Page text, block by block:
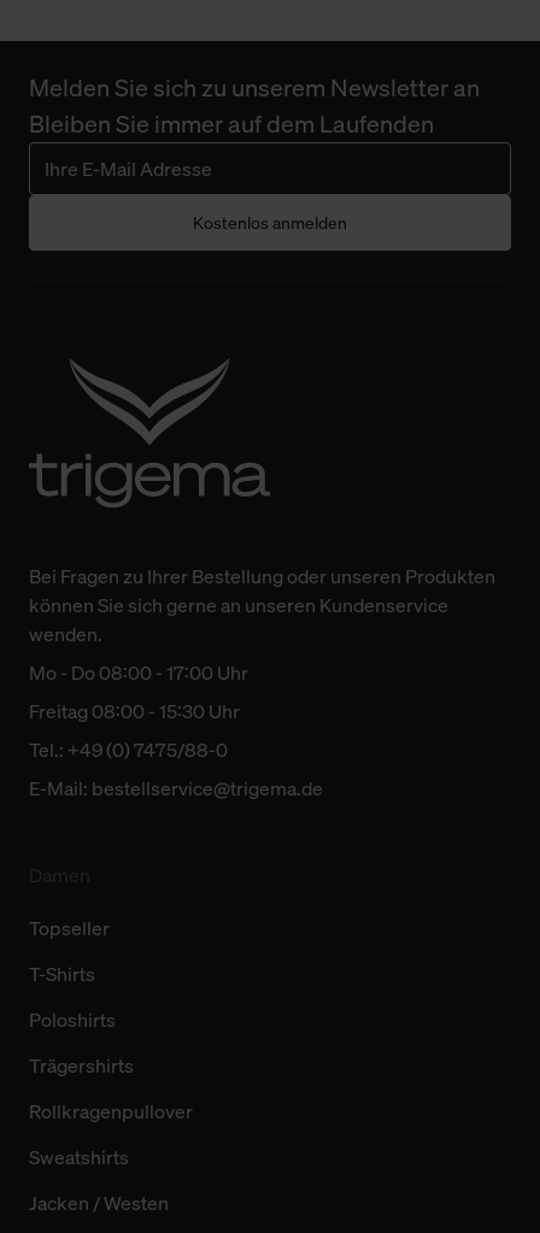
Melden Sie sich zu unserem Newsletter an
Bleiben Sie immer auf dem Laufenden
Kostenlos anmelden
Bei Fragen zu Ihrer Bestellung oder unseren Produkten
können Sie sich gerne an unseren Kundenservice
wenden.
Mo - Do 08:00 - 17:00 Uhr
Freitag 08:00 - 15:30 Uhr
Tel.: +49 (0) 7475/88-0
E-Mail: bestellservice@trigema.de
Topseller
T-Shirts
Poloshirts
Trägershirts
Rollkragenpullover
Sweatshirts
Jacken / Westen